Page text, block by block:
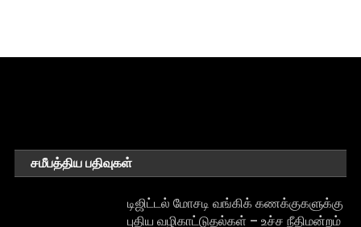
சமீபத்திய பதிவுகள்
டிஜிட்டல் மோசடி வங்கிக் கணக்குகளுக்கு
புதிய வழிகாட்டுதல்கள் – உச்ச நீதிமன்றம்